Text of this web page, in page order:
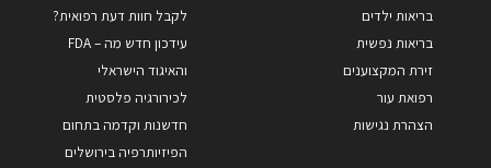
בריאות ילדים
בריאות נפשית
זירת המקצוענים
רפואת עור
הצהרת נגישות
לקבל חוות דעת רפואית?
עידכון חדש מה – FDA
והאיגוד הישראלי
לכירורגיה פלסטית
חדשנות וקדמה בתחום
הפיזיותרפיה בירושלים